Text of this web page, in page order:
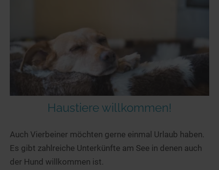
Haustiere willkommen!
Auch Vierbeiner möchten gerne einmal Urlaub haben.
Es gibt zahlreiche Unterkünfte am See in denen auch
der Hund willkommen ist.